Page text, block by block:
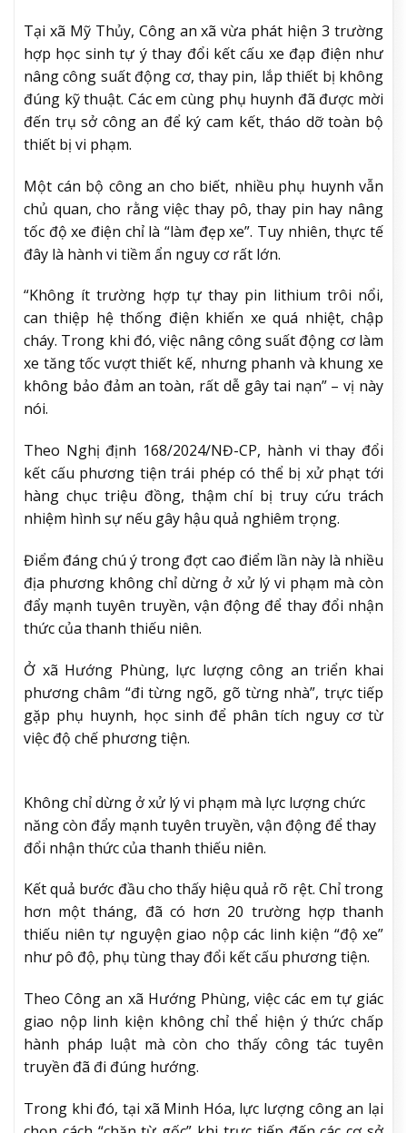
Tại xã Mỹ Thủy, Công an xã vừa phát hiện 3 trường
hợp học sinh tự ý thay đổi kết cấu xe đạp điện như
nâng công suất động cơ, thay pin, lắp thiết bị không
đúng kỹ thuật. Các em cùng phụ huynh đã được mời
đến trụ sở công an để ký cam kết, tháo dỡ toàn bộ
thiết bị vi phạm.
Một cán bộ công an cho biết, nhiều phụ huynh vẫn
chủ quan, cho rằng việc thay pô, thay pin hay nâng
tốc độ xe điện chỉ là “làm đẹp xe”. Tuy nhiên, thực tế
đây là hành vi tiềm ẩn nguy cơ rất lớn.
“Không ít trường hợp tự thay pin lithium trôi nổi,
can thiệp hệ thống điện khiến xe quá nhiệt, chập
cháy. Trong khi đó, việc nâng công suất động cơ làm
xe tăng tốc vượt thiết kế, nhưng phanh và khung xe
không bảo đảm an toàn, rất dễ gây tai nạn” – vị này
nói.
Theo Nghị định 168/2024/NĐ-CP, hành vi thay đổi
kết cấu phương tiện trái phép có thể bị xử phạt tới
hàng chục triệu đồng, thậm chí bị truy cứu trách
nhiệm hình sự nếu gây hậu quả nghiêm trọng.
Điểm đáng chú ý trong đợt cao điểm lần này là nhiều
địa phương không chỉ dừng ở xử lý vi phạm mà còn
đẩy mạnh tuyên truyền, vận động để thay đổi nhận
thức của thanh thiếu niên.
Ở xã Hướng Phùng, lực lượng công an triển khai
phương châm “đi từng ngõ, gõ từng nhà”, trực tiếp
gặp phụ huynh, học sinh để phân tích nguy cơ từ
việc độ chế phương tiện.
Không chỉ dừng ở xử lý vi phạm mà lực lượng chức
năng còn đẩy mạnh tuyên truyền, vận động để thay
đổi nhận thức của thanh thiếu niên.
Kết quả bước đầu cho thấy hiệu quả rõ rệt. Chỉ trong
hơn một tháng, đã có hơn 20 trường hợp thanh
thiếu niên tự nguyện giao nộp các linh kiện “độ xe”
như pô độ, phụ tùng thay đổi kết cấu phương tiện.
Theo Công an xã Hướng Phùng, việc các em tự giác
giao nộp linh kiện không chỉ thể hiện ý thức chấp
hành pháp luật mà còn cho thấy công tác tuyên
truyền đã đi đúng hướng.
Trong khi đó, tại xã Minh Hóa, lực lượng công an lại